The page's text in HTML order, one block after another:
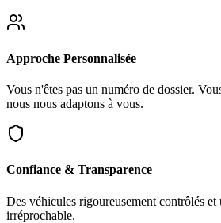
Approche Personnalisée
Vous n'êtes pas un numéro de dossier.
nous nous adaptons à vous.
Confiance & Transparence
Des véhicules rigoureusement contrôlés
irréprochable.